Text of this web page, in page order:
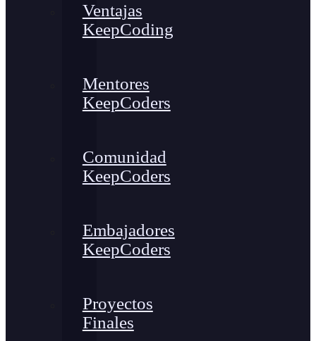
Ventajas
KeepCoding
Mentores
KeepCoders
Comunidad
KeepCoders
Embajadores
KeepCoders
Proyectos
Finales